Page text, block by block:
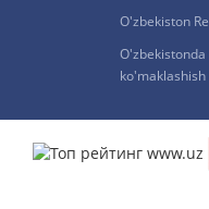
O'zbekiston
ko'maklashish